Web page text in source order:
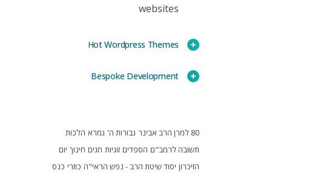
websites
Hot Wordpress Themes
Bespoke Development
80 למרן הרב אבינר גבורות ה' גמרא הלכות
תשובה לרמב"ם הספדים זוגיות חגים חינוך יום
הזיכרון יסוד שיטת הרב - נפש הראי"ה כוזרי כנס